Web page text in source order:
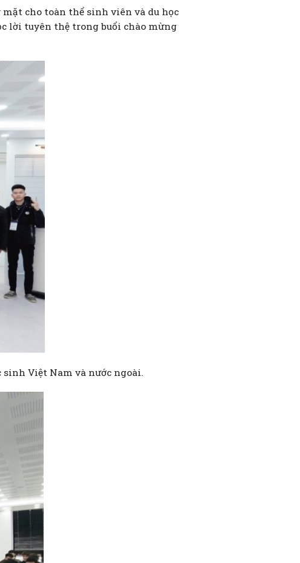
mặt cho toàn thể sinh viên và du học
lời tuyên thệ trong buổi chào mừng
sinh Việt Nam và nước ngoài.